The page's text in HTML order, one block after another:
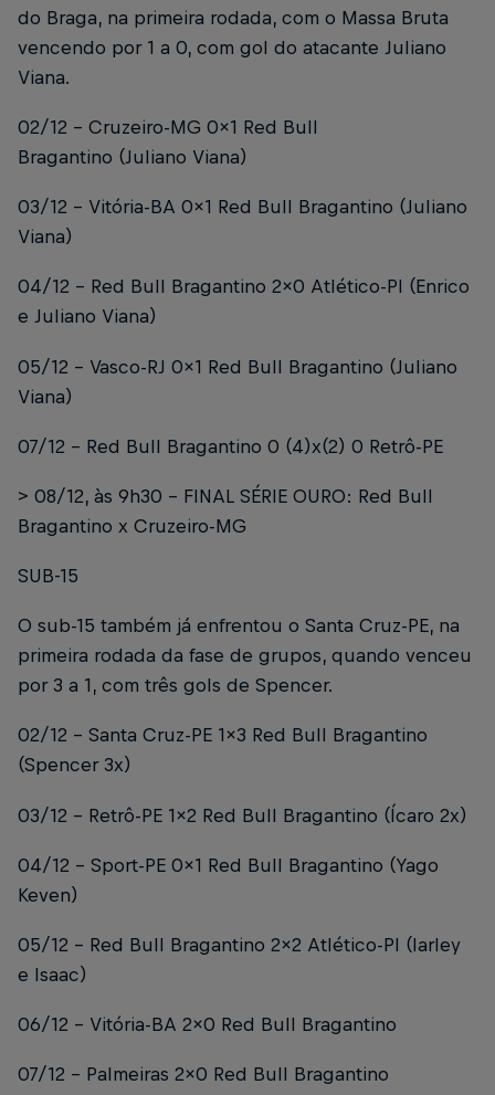
do Braga, na primeira rodada, com o Massa Bruta
vencendo por 1 a 0, com gol do atacante Juliano
Viana.
02/12 – Cruzeiro-MG 0x1 Red Bull
Bragantino (Juliano Viana)
03/12 – Vitória-BA 0x1 Red Bull Bragantino (Juliano
Viana)
04/12 – Red Bull Bragantino 2x0 Atlético-PI (Enrico
e Juliano Viana)
05/12 – Vasco-RJ 0x1 Red Bull Bragantino (Juliano
Viana)
07/12 – Red Bull Bragantino 0 (4)x(2) 0 Retrô-PE
> 08/12, às 9h30 – FINAL SÉRIE OURO: Red Bull
Bragantino x Cruzeiro-MG
SUB-15
O sub-15 também já enfrentou o Santa Cruz-PE, na
primeira rodada da fase de grupos, quando venceu
por 3 a 1, com três gols de Spencer.
02/12 – Santa Cruz-PE 1x3 Red Bull Bragantino
(Spencer 3x)
03/12 – Retrô-PE 1x2 Red Bull Bragantino (Ícaro 2x)
04/12 – Sport-PE 0x1 Red Bull Bragantino (Yago
Keven)
05/12 – Red Bull Bragantino 2x2 Atlético-PI (Iarley
e Isaac)
06/12 – Vitória-BA 2x0 Red Bull Bragantino
07/12 – Palmeiras 2x0 Red Bull Bragantino